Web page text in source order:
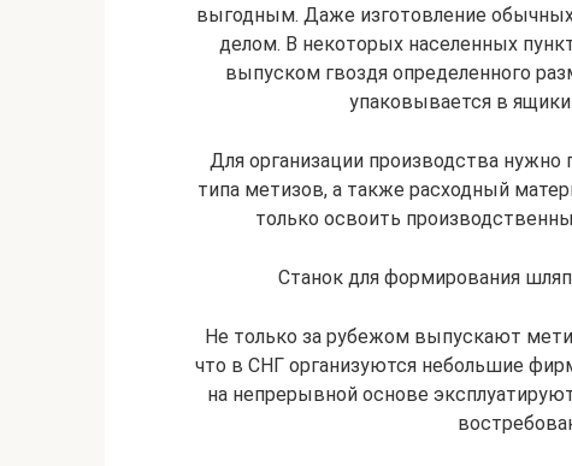
выгодным. Даже изготовление
делом. В некоторых населенных
выпуском гвоздя определенного
упаковывается в
Для организации производства нужно
типа метизов, а также расходный
только освоить
Станок для формирования
Не только за рубежом выпускают
что в СНГ организуются небольшие
на непрерывной основе